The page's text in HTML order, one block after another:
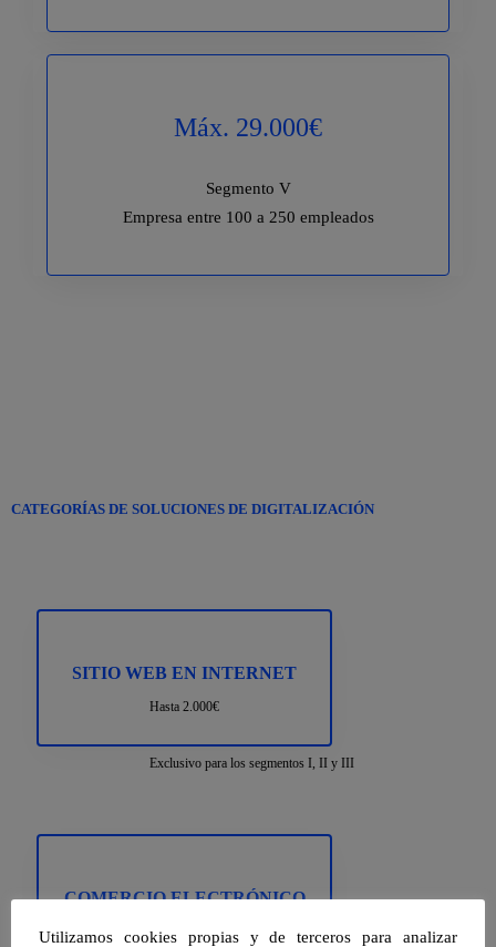
Máx. 29.000€
Segmento V
Empresa entre 100 a 250 empleados
CATEGORÍAS DE SOLUCIONES DE DIGITALIZACIÓN
SITIO WEB EN INTERNET
Hasta 2.000€
Exclusivo para los segmentos I, II y III
COMERCIO ELECTRÓNICO
Hasta 5.000€
Utilizamos cookies propias y de terceros para analizar